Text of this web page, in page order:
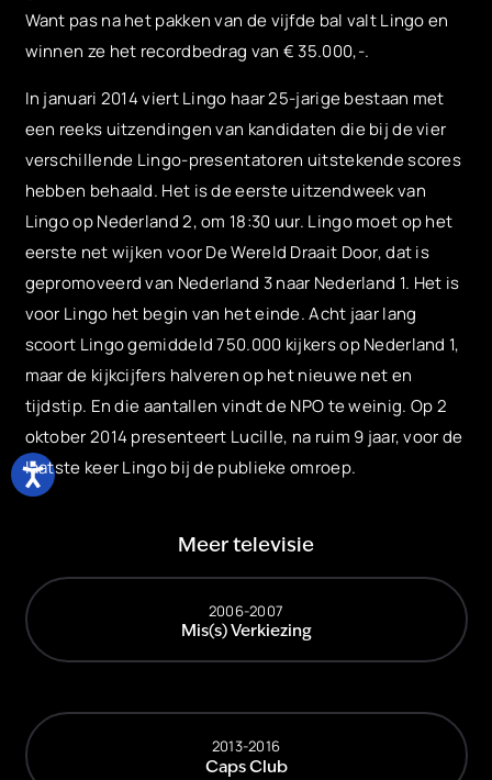
Want pas na het pakken van de vijfde bal valt Lingo en
winnen ze het recordbedrag van € 35.000,-.
In januari 2014 viert Lingo haar 25-jarige bestaan met
een reeks uitzendingen van kandidaten die bij de vier
verschillende Lingo-presentatoren uitstekende scores
hebben behaald. Het is de eerste uitzendweek van
Lingo op Nederland 2, om 18:30 uur. Lingo moet op het
eerste net wijken voor De Wereld Draait Door, dat is
gepromoveerd van Nederland 3 naar Nederland 1. Het is
voor Lingo het begin van het einde. Acht jaar lang
scoort Lingo gemiddeld 750.000 kijkers op Nederland 1,
maar de kijkcijfers halveren op het nieuwe net en
tijdstip. En die aantallen vindt de NPO te weinig. Op 2
oktober 2014 presenteert Lucille, na ruim 9 jaar, voor de
laatste keer Lingo bij de publieke omroep.
Meer televisie
2006-2007
Mis(s) Verkiezing
2013-2016
Caps Club